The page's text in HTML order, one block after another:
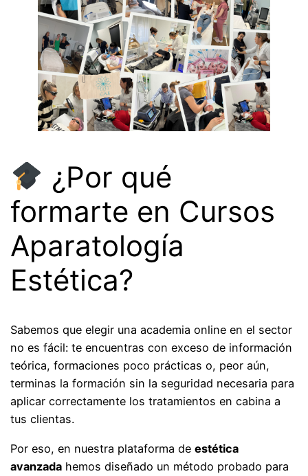
¿Por qué
formarte en Cursos
Aparatología
Estética?
Sabemos que elegir una academia online en el sector
no es fácil: te encuentras con exceso de información
teórica, formaciones poco prácticas o, peor aún,
terminas la formación sin la seguridad necesaria para
aplicar correctamente los tratamientos en cabina a
tus clientas.
Por eso, en nuestra plataforma deestética
avanzada hemos diseñado un método probado para